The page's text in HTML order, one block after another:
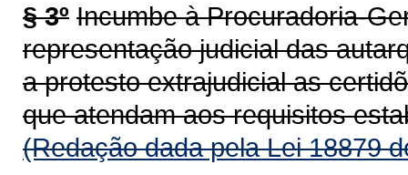
§ 3º Incumbe à Procuradoria-
representação judicial das
a protesto extrajudicial as
que atendam aos requisitos
(Redação dada pela Lei 18879